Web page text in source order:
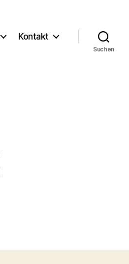
Kontakt
Suchen